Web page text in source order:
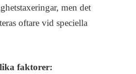
men det
oftare vid speciella
faktorer: